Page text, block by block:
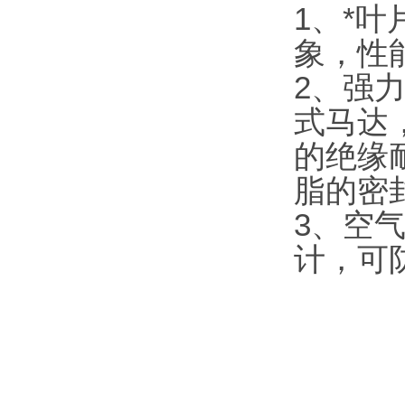
1、*叶
象，性
2、强
式马达
的绝缘
脂的密
3、空
计，可